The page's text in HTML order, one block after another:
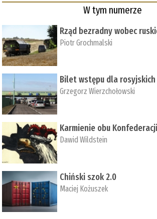
W tym numerze
Rząd bezradny wobec
Piotr Grochmalski
Bilet wstępu dla
Grzegorz Wierzchołowski
Karmienie obu Konfederacji
Dawid Wildstein
Chiński szok 2.0
Maciej Kożuszek